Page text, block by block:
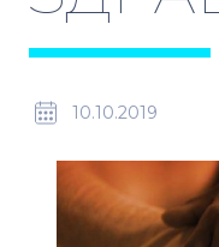
10.10.2019